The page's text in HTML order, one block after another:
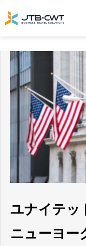
ユナイテッ
ニューヨー